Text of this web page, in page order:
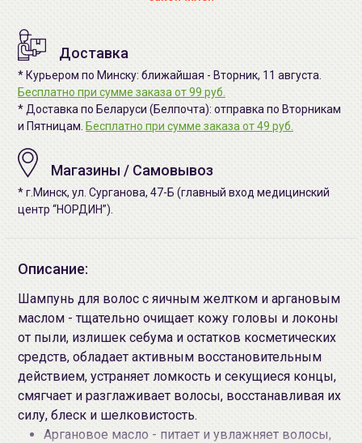
Доставка
* Курьером по Минску: ближайшая - Вторник, 11 августа.
Бесплатно при сумме заказа от 99 руб.
* Доставка по Беларуси (Белпочта): отправка по Вторникам
и Пятницам. Бесплатно при сумме заказа от 49 руб.
Магазины / Самовывоз
* г.Минск, ул. Сурганова, 47-Б (главный вход медицинский
центр “НОРДИН”).
Описание:
Шампунь для волос с яичным желтком и аргановым
маслом - тщательно очищает кожу головы и локоны
от пыли, излишек себума и остатков косметических
средств, обладает активным восстановительным
действием, устраняет ломкость и секущиеся концы,
смягчает и разглаживает волосы, восстанавливая их
силу, блеск и шелковистость.
Аргановое масло - питает и увлажняет волосы,